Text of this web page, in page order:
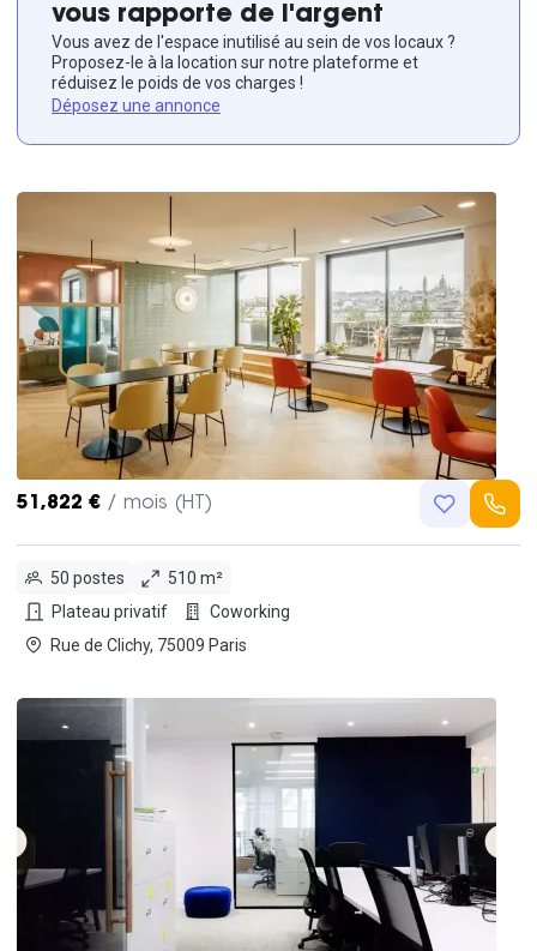
vous rapporte de l'argent
Vous avez de l'espace inutilisé au sein de vos locaux ?
Proposez-le à la location sur notre plateforme et
réduisez le poids de vos charges !
Déposez une annonce
51,822 € / mois (HT)
50 postes
510 m²
Plateau privatif
Coworking
Rue de Clichy, 75009 Paris